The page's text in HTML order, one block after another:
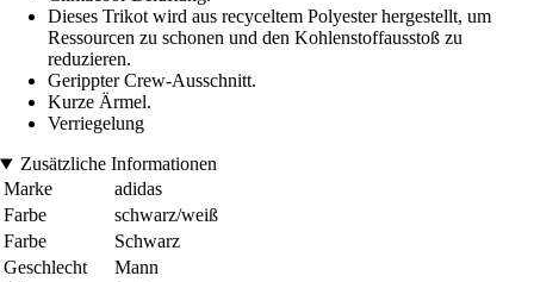
Dieses Trikot wird aus recyceltem Polyester hergestellt, um
Ressourcen zu schonen und den Kohlenstoffausstoß zu
reduzieren.
Gerippter Crew-Ausschnitt.
Kurze Ärmel.
Verriegelung
Zusätzliche Informationen
Marke
adidas
Farbe
schwarz/weiß
Farbe
Schwarz
Geschlecht
Mann